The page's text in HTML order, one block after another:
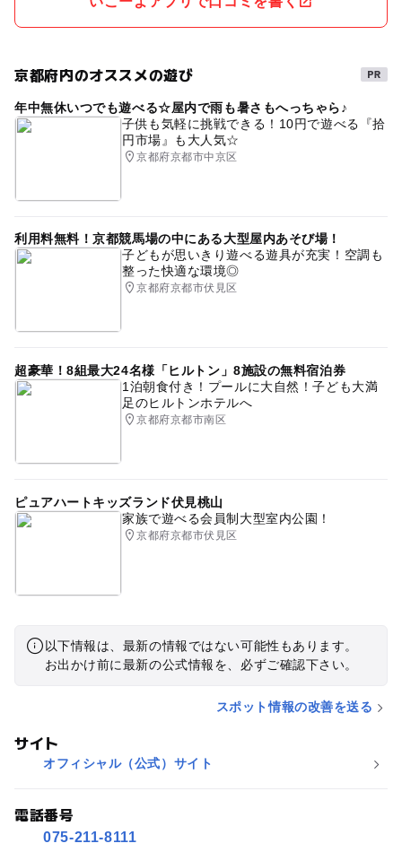
京都府内のオススメの遊び
年中無休いつでも遊べる☆屋内で雨も暑さもへっちゃら♪
子供も気軽に挑戦できる！10円で遊べる『拾
円市場』も大人気☆
京都府京都市中京区
利用料無料！京都競馬場の中にある大型屋内あそび場！
子どもが思いきり遊べる遊具が充実！空調も
整った快適な環境◎
京都府京都市伏見区
超豪華！8組最大24名様「ヒルトン」8施設の無料宿泊券
1泊朝食付き！プールに大自然！子ども大満
足のヒルトンホテルへ
京都府京都市南区
ピュアハートキッズランド伏見桃山
家族で遊べる会員制大型室内公園！
京都府京都市伏見区
以下情報は、最新の情報ではない可能性もあります。
お出かけ前に最新の公式情報を、必ずご確認下さい。
スポット情報の改善を送る
サイト
オフィシャル（公式）サイト
電話番号
075-211-8111